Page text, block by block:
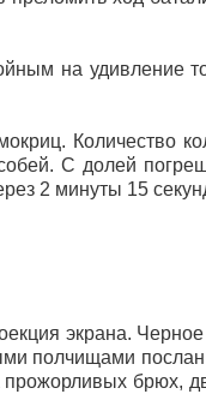
на удивление
Количество
С долей
2 минуты 15
экрана.
полчищами
прожорливых брюх,